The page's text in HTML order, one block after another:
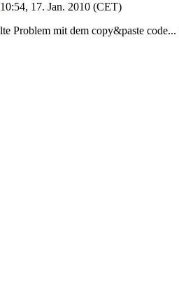
10:54, 17. Jan. 2010 (CET)
Problem mit dem copy&paste code...